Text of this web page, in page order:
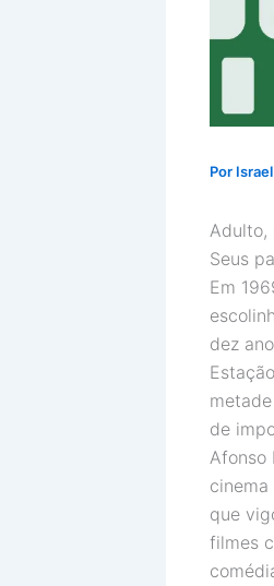
Por
Adulto,
Seus
Em
dez
de
Afonso
que
filmes